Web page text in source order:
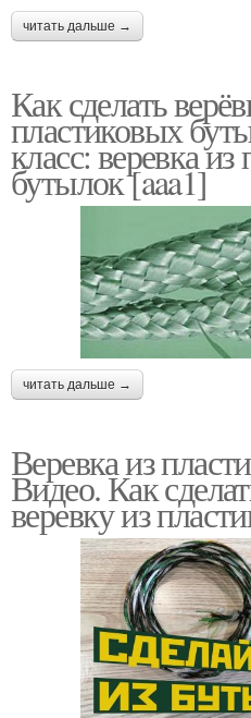
читать дальше →
Как сделать
пластиковых
класс: веревка
бутылок [aaa1]
читать дальше →
Веревка из
Видео. Как
веревку из